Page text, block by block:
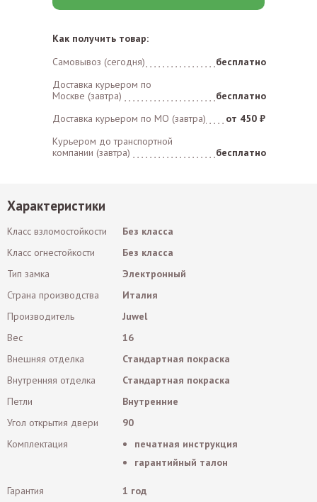
Как получить товар:
Самовывоз (сегодня)
бесплатно
Доставка курьером по
Москве (завтра)
бесплатно
Доставка курьером по MO (завтра)
от 450 ₽
Курьером до транспортной
компании (завтра)
бесплатно
Характеристики
Класс взломостойкости
Без класса
Класс огнестойкости
Без класса
Тип замка
Электронный
Страна производства
Италия
Производитель
Juwel
Вес
16
Внешняя отделка
Стандартная покраска
Внутренняя отделка
Стандартная покраска
Петли
Внутренние
Угол открытия двери
90
Комплектация
печатная инструкция
гарантийный талон
Гарантия
1 год